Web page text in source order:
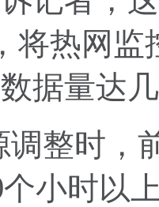
将热网
据量达
整时，
小时以